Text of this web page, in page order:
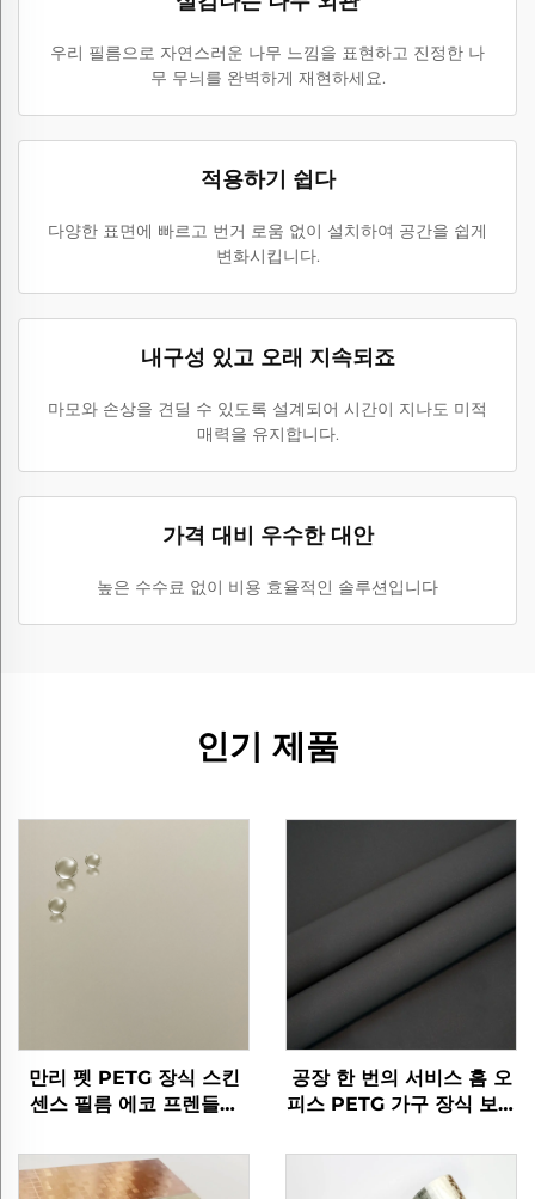
우리 필름으로 자연스러운 나무 느낌을 표현하고 진정한 나
무 무늬를 완벽하게 재현하세요.
적용하기 쉽다
다양한 표면에 빠르고 번거 로움 없이 설치하여 공간을 쉽게
변화시킵니다.
내구성 있고 오래 지속되죠
마모와 손상을 견딜 수 있도록 설계되어 시간이 지나도 미적
매력을 유지합니다.
가격 대비 우수한 대안
높은 수수료 없이 비용 효율적인 솔루션입니다
인기 제품
만리 펫 PETG 장식 스킨
센스 필름 에코 프렌들리
공장 한 번의 서비스 홈 오
피스 PETG 가구 장식 보호
바닥 벽 패널 시트